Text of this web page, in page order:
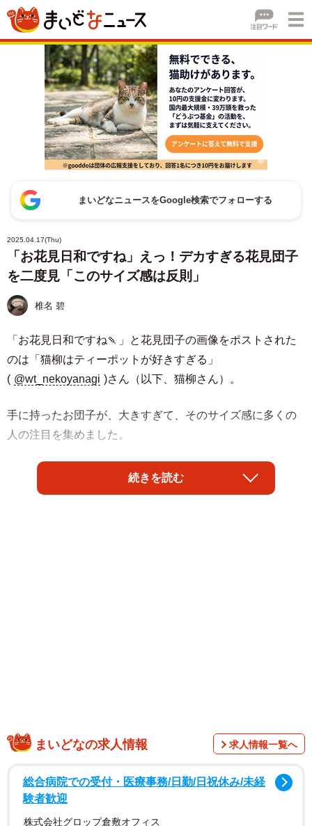
まいどなニュースをGoogle検索でフォローする
2025.04.17(Thu)
「お花見日和ですね」えっ！デカすぎる花見団子
を二度見「このサイズ感は反則」
椎名 碧
「お花見日和ですね🍡」と花見団子の画像をポストされた
のは「猫柳はティーポットが好きすぎる」
( @wt_nekoyanagi )さん（以下、猫柳さん）。
手に持ったお団子が、大きすぎて、そのサイズ感に多くの
人の注目を集めました。
「デカすぎて笑った」
「このサイズ感は反則」
続きを読む
まいどなの求人情報 求人情報一覧へ
総合病院での受付・医療事務/日勤/日祝休み/未経
験者歓迎
株式会社グロップ倉敷オフィス